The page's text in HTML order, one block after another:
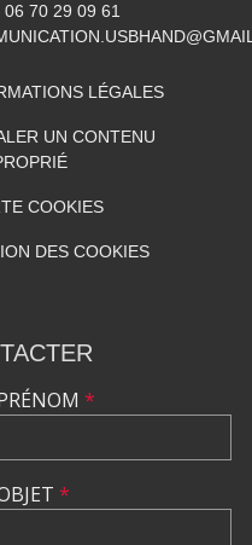
06 70 29 09 61
LÉGALES
UN CONTENU
COOKIES
DES COOKIES
*
*